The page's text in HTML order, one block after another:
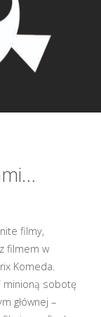
filmy,
filmem w
Komeda.
minioną sobotę
głównej –